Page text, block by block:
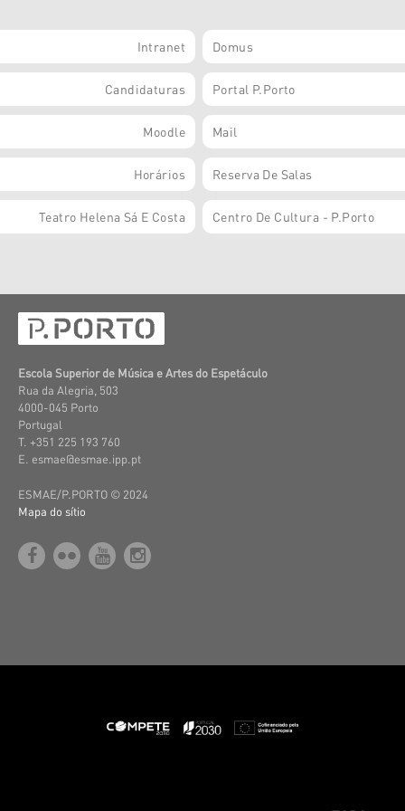
Intranet Domus
Candidaturas Portal P.Porto
Moodle Mail
Horários Reserva De Salas
Teatro Helena Sá E Costa Centro De Cultura - P.Porto
Escola Superior de Música e Artes do Espetáculo
Rua da Alegria, 503
4000-045 Porto
Portugal
T. +351 225 193 760
E. esmae@esmae.ipp.pt
ESMAE/P.PORTO © 2024
Mapa do sítio